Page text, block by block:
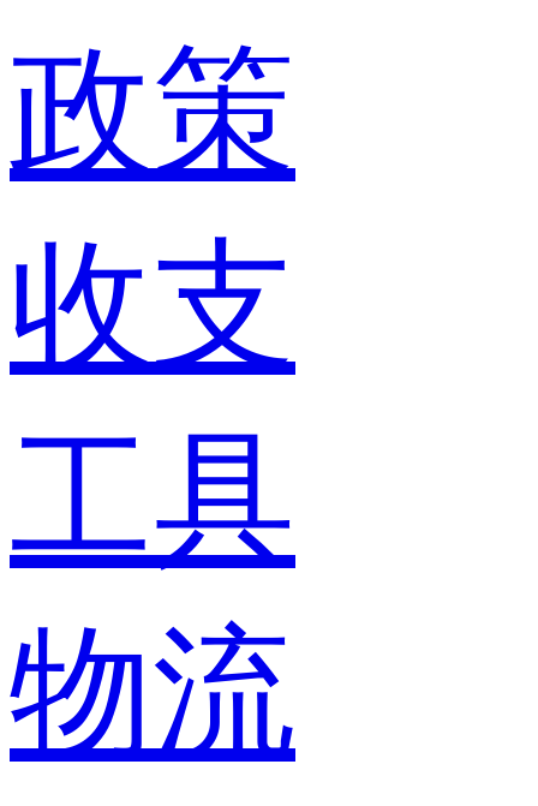
政策
收支
工具
物流